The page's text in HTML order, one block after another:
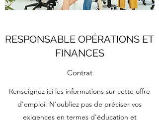
RESPONSABLE OPÉRATIONS ET
FINANCES
Contrat
Renseignez ici les informations sur cette offre
d'emploi. N'oubliez pas de préciser vos
exigences en termes d'éducation et